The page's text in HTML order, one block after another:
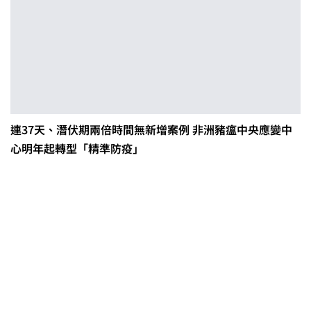
連37天、潛伏期兩倍時間無新增案例 非洲豬瘟中央應變中
心明年起轉型「精準防疫」